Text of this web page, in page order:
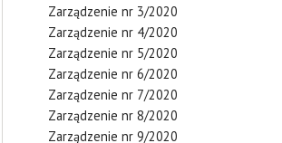
Zarządzenie nr 3/2020
Zarządzenie nr 4/2020
Zarządzenie nr 5/2020
Zarządzenie nr 6/2020
Zarządzenie nr 7/2020
Zarządzenie nr 8/2020
Zarządzenie nr 9/2020